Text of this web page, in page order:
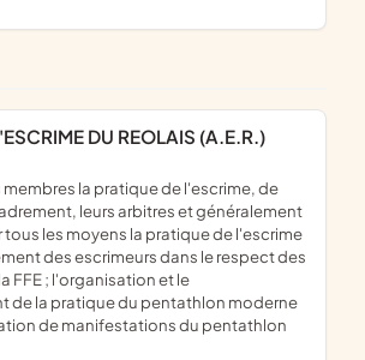
DU REOLAIS (A.E.R.)
leurs arbitres et généralement
tous les moyens la pratique de l'escrime
des escrimeurs dans le respect des
FFE ; l'organisation et le
de la pratique du pentathlon moderne
de manifestations du pentathlon